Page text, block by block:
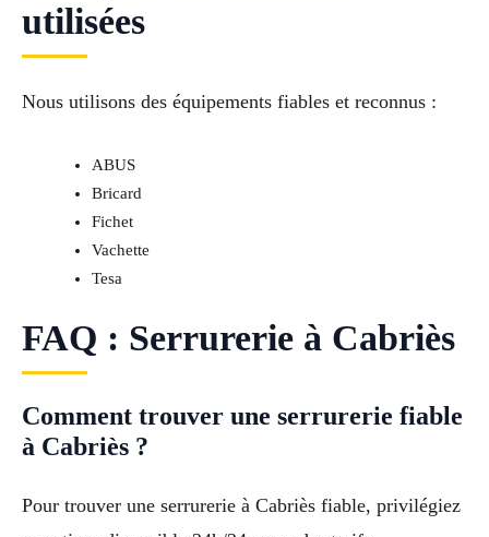
utilisées
Nous utilisons des équipements fiables et reconnus :
ABUS
Bricard
Fichet
Vachette
Tesa
FAQ : Serrurerie à Cabriès
Comment trouver une serrurerie fiable
à Cabriès ?
Pour trouver une serrurerie à Cabriès fiable, privilégiez